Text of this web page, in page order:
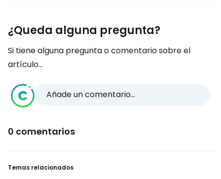
¿Queda alguna pregunta?
Si tiene alguna pregunta o comentario sobre el
artículo...
Añade un comentario...
0 comentarios
Temas relacionados